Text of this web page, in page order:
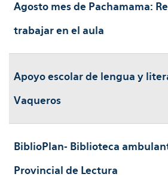
Agosto mes de Pachamama:
trabajar en el aula
Apoyo escolar de lengua y
Vaqueros
BiblioPlan- Biblioteca
Provincial de Lectura